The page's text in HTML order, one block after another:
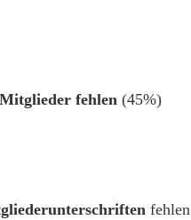
fehlen (45%)